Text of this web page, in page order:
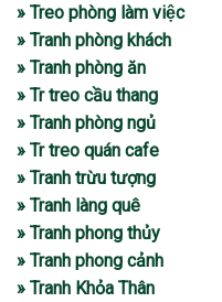
» Treo phòng làm việc
» Tranh phòng khách
» Tranh phòng ăn
» Tr treo cầu thang
» Tranh phòng ngủ
» Tr treo quán cafe
» Tranh trừu tượng
» Tranh làng quê
» Tranh phong thủy
» Tranh phong cảnh
» Tranh Khỏa Thân